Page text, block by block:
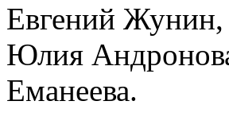
Евгений Жунин,
Юлия
Еманеева.